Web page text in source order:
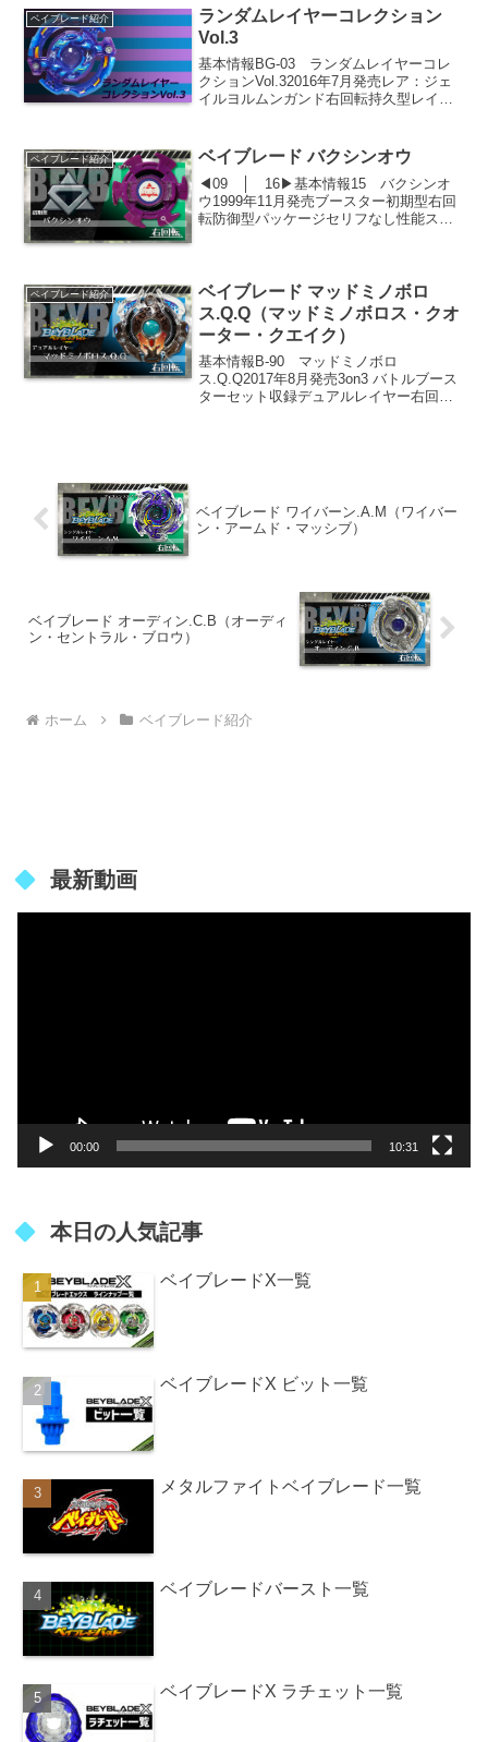
グケルベロス3つの頭部を持つ地...
ベイブレード紹介
ランダムレイヤーコレクション
Vol.3
基本情報BG-03 ランダムレイヤーコレ
クションVol.32016年7月発売レア：ジェ
イルヨルムンガンド右回転持久型レイヤ
二枚刃で相手の攻撃をいなしつつ、カウ
ンター攻撃...
ベイブレード紹介 ベイブレード バクシンオウ
◀09 │ 16▶基本情報15 バクシンオ
ウ1999年11月発売ブースター初期型右回
転防御型パッケージセリフなし性能ステ
ベイブレード紹介
ベイブレード マッドミノボロ
ス.Q.Q（マッドミノボロス・クオ
ーター・クエイク）
基本情報B-90 マッドミノボロ
ス.Q.Q2017年8月発売3on3 バトルブース
ターセット収録デュアルレイヤー右回転
ベイブレード ワイバーン.A.M（ワイバー
ン・アームド・マッシブ）
ベイブレード オーディン.C.B（オーディ
ン・セントラル・ブロウ）
ホーム ベイブレード紹介
最新動画
00:00 10:31
本日の人気記事
ベイブレードX一覧
ベイブレードX ビット一覧
メタルファイトベイブレード一覧
ベイブレードバースト一覧
ベイブレードX ラチェット一覧